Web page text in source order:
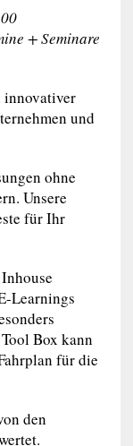
+ Seminare
innovativer
und
ohne
Unsere
für Ihr
Learnings
Box kann
für die
den